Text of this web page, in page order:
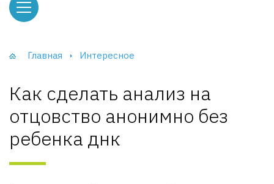
Главная Интересное
Как сделать анализ на
отцовство анонимно без
ребенка днк
и тумбы